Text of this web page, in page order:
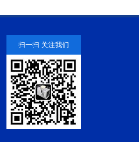
扫一扫 关注我们